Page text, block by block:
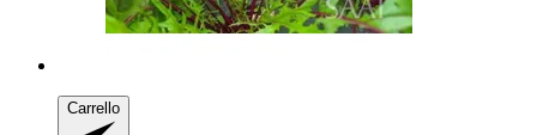
Carrello